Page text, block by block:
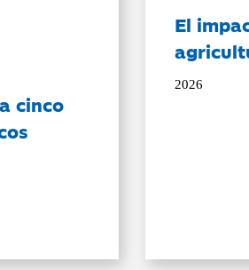
cinco
El
2026